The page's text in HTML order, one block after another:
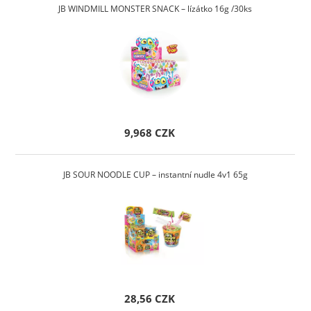
JB WINDMILL MONSTER SNACK – lízátko 16g /30ks
9,968 CZK
JB SOUR NOODLE CUP – instantní nudle 4v1 65g
28,56 CZK